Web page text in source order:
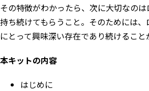
その特徴がわかったら、次に大切なの
持ち続けてもらうこと。そのためには
にとって興味深い存在であり続けること
本キットの内容
はじめに